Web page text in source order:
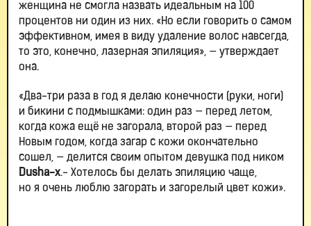
женщина не смогла назвать идеальным на 100
процентов ни один из них. «Но если говорить о самом
эффективном, имея в виду удаление волос навсегда,
то это, конечно, лазерная эпиляция», — утверждает
она.
«Два-три раза в год я делаю конечности (руки, ноги)
и бикини с подмышками: один раз — перед летом,
когда кожа ещё не загорала, второй раз — перед
Новым годом, когда загар с кожи окончательно
сошел, — делится своим опытом девушка под ником
Dusha-x.- Хотелось бы делать эпиляцию чаще,
но я очень люблю загорать и загорелый цвет кожи».